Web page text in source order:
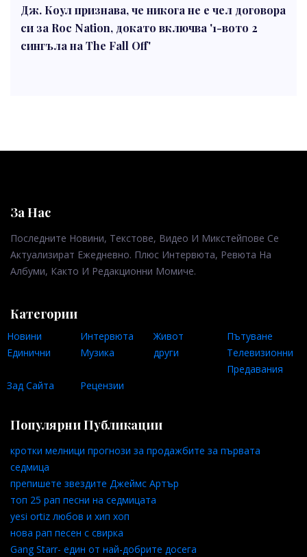
Дж. Коул признава, че никога не е чел договора
си за Roc Nation, докато включва '1-вото 2
сингъла на The Fall Off'
За Нас
Последните Новини, Текстове, Видео И Микстейпове Се
Актуализират Ежедневно. Плюс Интервюта, Ревюта На
Албуми, Както И Редакционни Момиче.
Категории
Новини Интервюта Живот
Пътуване
Единични
Музика други
Телевизионни
Предавания
Зад Сайта
Рецензии
Популярни Публикации
кротки мелници прогнози за продажбите за първата
седмица
препишете звездите Джеймс Артър
топ 25 рап песни на седмицата
yesi ortiz любов и хип хоп
нова рап песен с свирка
Gang Starr- един от най-добрите досега